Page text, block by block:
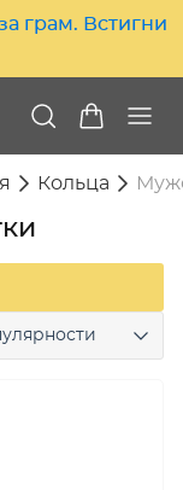
грам. Встигни
Кольца